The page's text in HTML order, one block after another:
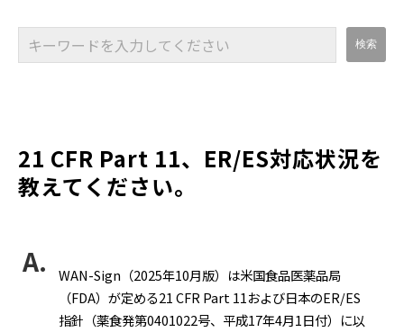
21 CFR Part 11、ER/ES対応状況を
教えてください。
WAN-Sign（2025年10月版）は米国食品医薬品局
（FDA）が定める21 CFR Part 11および日本のER/ES
指針（薬食発第0401022号、平成17年4月1日付）に以